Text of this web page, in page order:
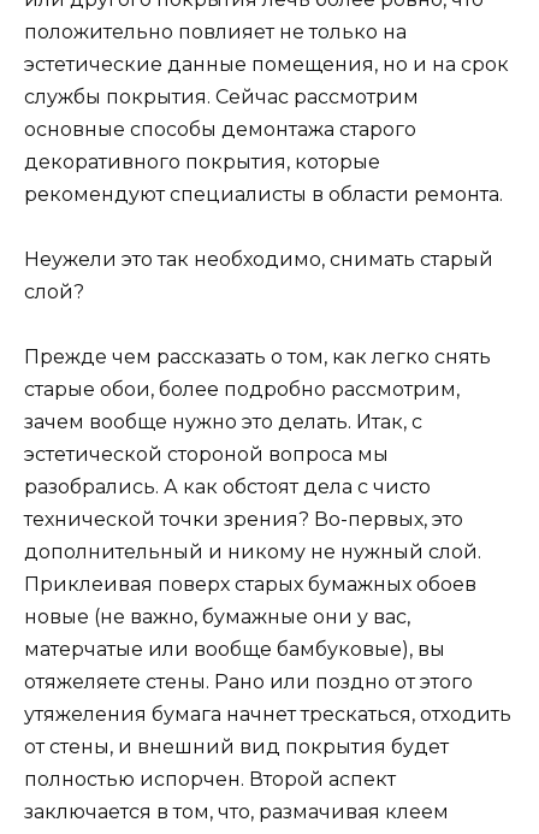
положительно повлияет не только на
эстетические данные помещения, но и на срок
службы покрытия. Сейчас рассмотрим
основные способы демонтажа старого
декоративного покрытия, которые
рекомендуют специалисты в области ремонта.
Неужели это так необходимо, снимать старый
слой?
Прежде чем рассказать о том, как легко снять
старые обои, более подробно рассмотрим,
зачем вообще нужно это делать. Итак, с
эстетической стороной вопроса мы
разобрались. А как обстоят дела с чисто
технической точки зрения? Во-первых, это
дополнительный и никому не нужный слой.
Приклеивая поверх старых бумажных обоев
новые (не важно, бумажные они у вас,
матерчатые или вообще бамбуковые), вы
отяжеляете стены. Рано или поздно от этого
утяжеления бумага начнет трескаться, отходить
от стены, и внешний вид покрытия будет
полностью испорчен. Второй аспект
заключается в том, что, размачивая клеем